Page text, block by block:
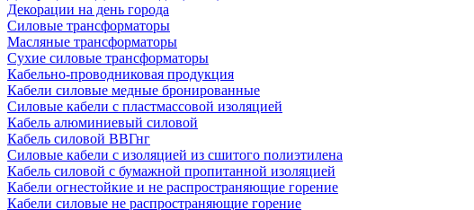
Декорации на день города
Силовые трансформаторы
Масляные трансформаторы
Сухие силовые трансформаторы
Кабельно-проводниковая продукция
Кабели силовые медные бронированные
Силовые кабели с пластмассовой изоляцией
Кабель алюминиевый силовой
Кабель силовой ВВГнг
Силовые кабели с изоляцией из сшитого полиэтилена
Кабель силовой с бумажной пропитанной изоляцией
Кабели огнестойкие и не распространяющие горение
Кабели силовые не распространяющие горение